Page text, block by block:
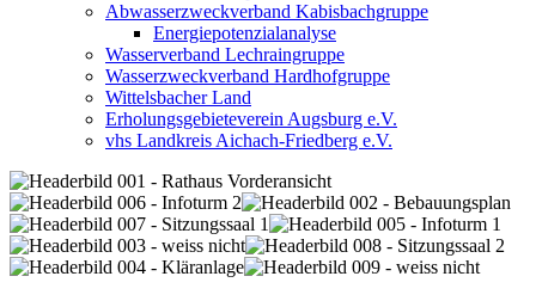
Abwasserzweckverband Kabisbachgruppe
Energiepotenzialanalyse
Wasserverband Lechraingruppe
Wasserzweckverband Hardhofgruppe
Wittelsbacher Land
Erholungsgebieteverein Augsburg e.V.
vhs Landkreis Aichach-Friedberg e.V.